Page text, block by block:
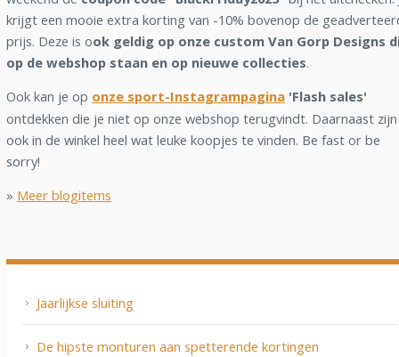
krijgt een mooie extra korting van -10% bovenop de
prijs. Deze is ook geldig op onze custom Van Gorp Designs
op de webshop staan en op nieuwe collecties.
Ook kan je op onze sport-Instagrampagina 'Flash sales'
ontdekken die je niet op onze webshop terugvindt. Daarnaast
ook in de winkel heel wat leuke koopjes te vinden. Be fast or be
sorry!
» Meer blogitems
Jaarlijkse sluiting
De hipste monturen aan spetterende kortingen